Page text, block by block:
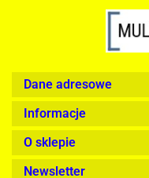
Dane adresowe
Informacje
O sklepie
Newsletter